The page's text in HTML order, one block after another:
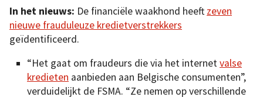
In het nieuws: De financiële waakhond heeft zeven
nieuwe frauduleuze kredietverstrekkers
geïdentificeerd.
“Het gaat om fraudeurs die via het internetvalse
kredieten aanbieden aan Belgische consumenten”,
verduidelijkt de FSMA. “Ze nemen op verschillende